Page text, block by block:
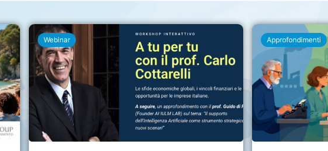
Webinar Approfondimenti